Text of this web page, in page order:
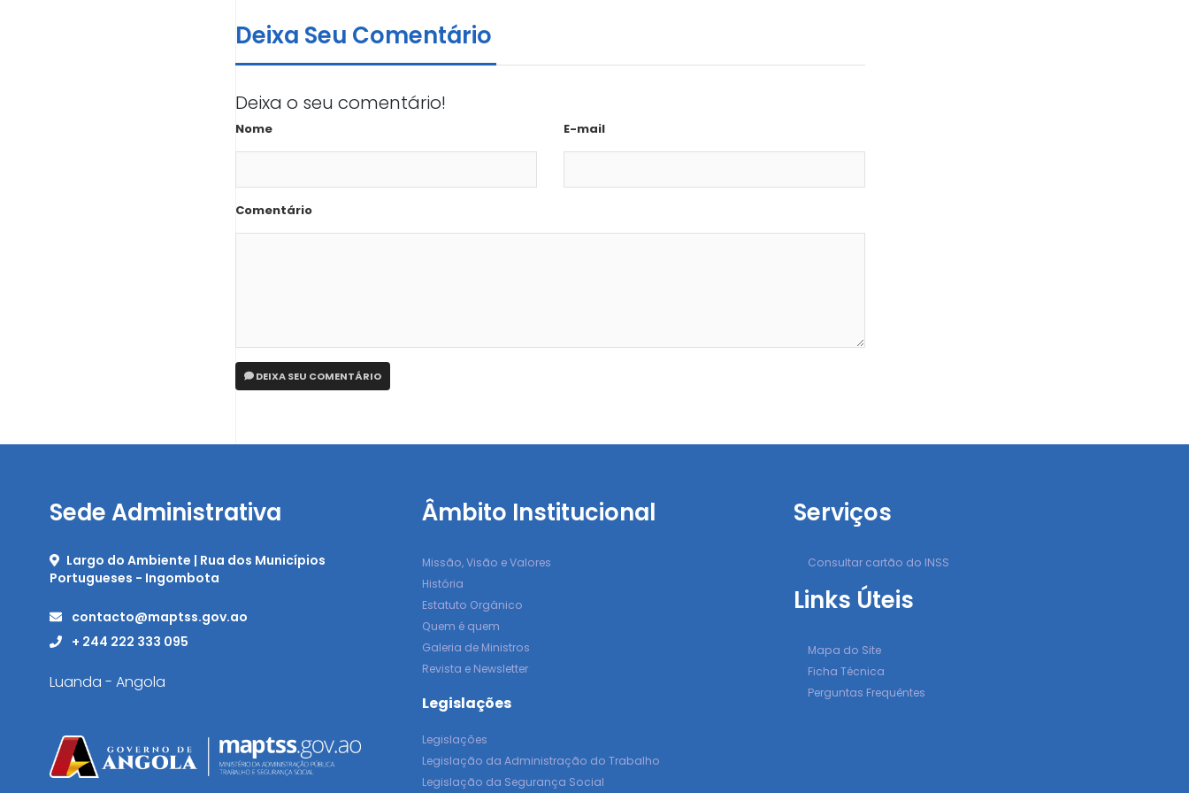
Deixa Seu Comentário
Deixa o seu comentário!
Nome E-mail
Comentário
DEIXA SEU COMENTÁRIO
Sede Administrativa
Largo do Ambiente | Rua dos Municípios
Portugueses - Ingombota
contacto@maptss.gov.ao
+ 244 222 333 095
Luanda - Angola
Âmbito Institucional
Missão, Visão e Valores
História
Estatuto Orgânico
Quem é quem
Galeria de Ministros
Revista e Newsletter
Legislações
Legislações
Legislação da Administração do Trabalho
Legislação da Segurança Social
Serviços
Consultar cartão do INSS
Links Úteis
Mapa do Site
Ficha Técnica
Perguntas Frequêntes